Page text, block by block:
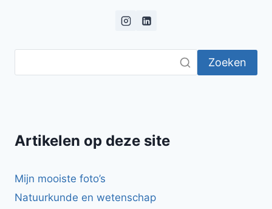
Zoeken
Artikelen op deze site
Mijn mooiste foto’s
Natuurkunde en wetenschap